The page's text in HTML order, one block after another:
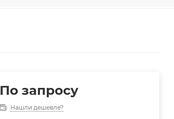
По запросу
Нашли дешевле?